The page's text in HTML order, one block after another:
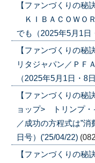
【ファンづくりの
ＫＩＢＡＣＯＷＯ
でも（2025年5月1日
【ファンづくりの
リタジャパン／ＰＦ
（2025年5月1日・8
【ファンづくりの
ョップ> トリンプ・
／成功の方程式は”
日号）('25/04/22)
【ファンづくりの